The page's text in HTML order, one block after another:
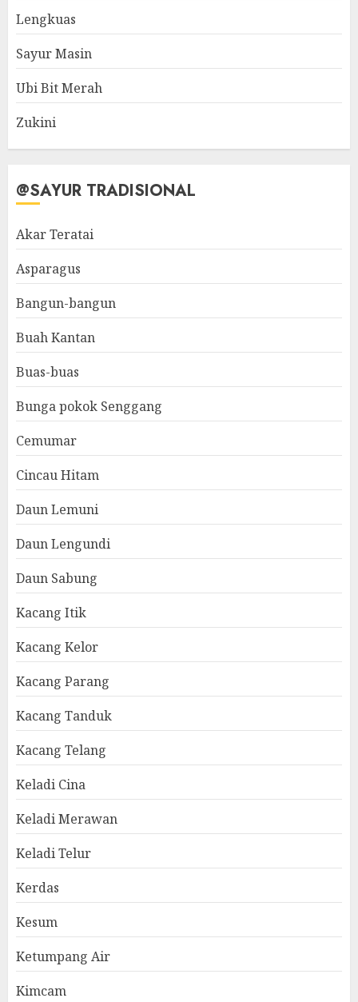
Lengkuas
Sayur Masin
Ubi Bit Merah
Zukini
@SAYUR TRADISIONAL
Akar Teratai
Asparagus
Bangun-bangun
Buah Kantan
Buas-buas
Bunga pokok Senggang
Cemumar
Cincau Hitam
Daun Lemuni
Daun Lengundi
Daun Sabung
Kacang Itik
Kacang Kelor
Kacang Parang
Kacang Tanduk
Kacang Telang
Keladi Cina
Keladi Merawan
Keladi Telur
Kerdas
Kesum
Ketumpang Air
Kimcam